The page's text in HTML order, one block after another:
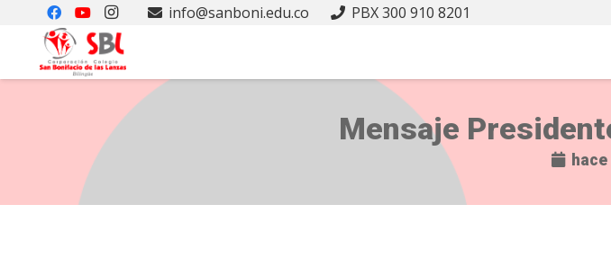
info@sanboni.edu.co PBX 300 910 8201
Mensaje